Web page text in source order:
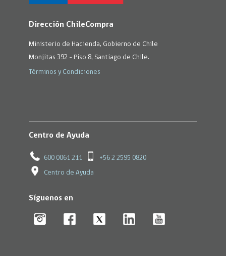
Dirección ChileCompra
Ministerio de Hacienda, Gobierno de Chile
Monjitas 392 - Piso 8, Santiago de Chile.
Términos y Condiciones
Centro de Ayuda
600 0061 211 +56 2 2595 0820
Centro de Ayuda
Síguenos en